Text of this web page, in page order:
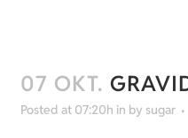
07 OKT.
Posted at 07:20h in by sugar